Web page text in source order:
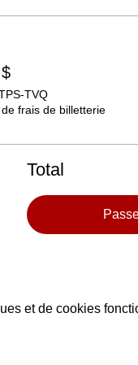
TVQ
frais de billetterie
Total
et de cookies